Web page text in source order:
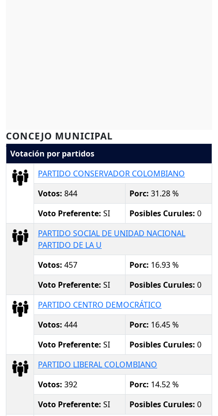
CONCEJO MUNICIPAL
Votación por partidos
PARTIDO CONSERVADOR COLOMBIANO
Votos: 844 Porc: 31.28 %
Voto Preferente: SI Posibles Curules: 0
PARTIDO SOCIAL DE UNIDAD NACIONAL
PARTIDO DE LA U
Votos: 457 Porc: 16.93 %
Voto Preferente: SI Posibles Curules: 0
PARTIDO CENTRO DEMOCRÁTICO
Votos: 444 Porc: 16.45 %
Voto Preferente: SI Posibles Curules: 0
PARTIDO LIBERAL COLOMBIANO
Votos: 392 Porc: 14.52 %
Voto Preferente: SI Posibles Curules: 0